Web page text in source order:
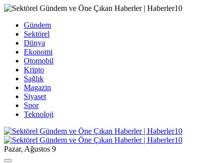
Gündem
Sektörel
Dünya
Ekonomi
Otomobil
Kripto
Sağlık
Magazin
Siyaset
Spor
Teknoloji
Pazar, Ağustos 9